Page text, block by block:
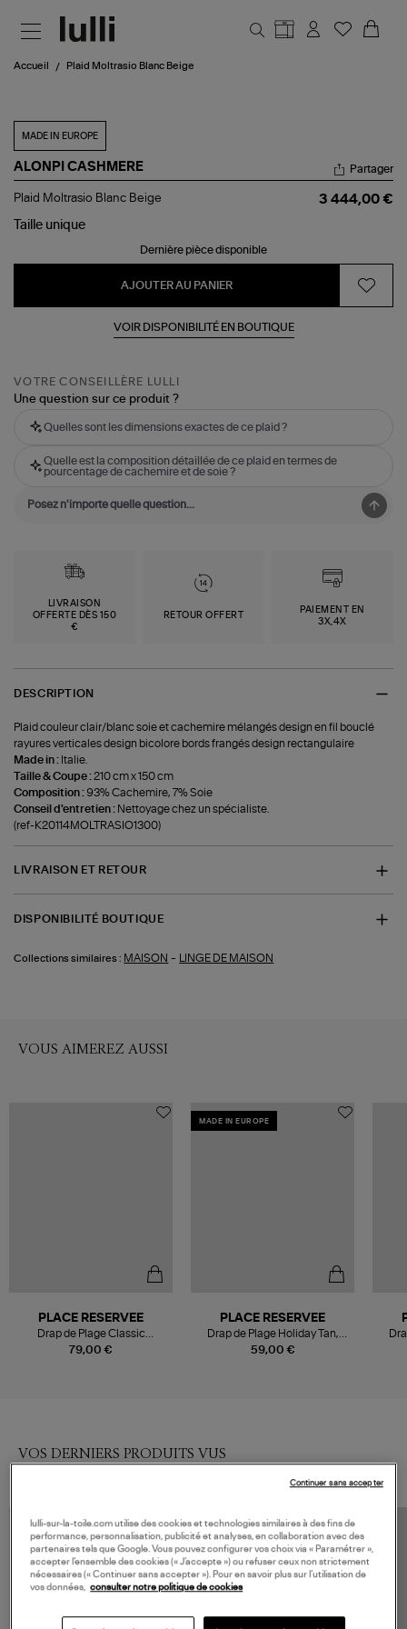
Accueil Plaid Moltrasio Blanc Beige
MADE IN EUROPE
ALONPI CASHMERE
Plaid
Blanc
Partager
Plaid Moltrasio Blanc Beige
3 444,00 €
Taille unique
Dernière pièce disponible
AJOUTER AU PANIER
VOIR DISPONIBILITÉ EN BOUTIQUE
VOTRE CONSEILLÈRE LULLI
Une question sur ce produit ?
Quelles sont les dimensions exactes de ce plaid ?
Quelle est la composition détaillée de ce plaid en termes de
pourcentage de cachemire et de soie ?
LIVRAISON
OFFERTE DÈS 150
€
RETOUR OFFERT
PAIEMENT EN
3X,4X
DESCRIPTION
Plaid couleur clair/blanc soie et cachemire mélangés design en fil bouclé
rayures verticales design bicolore bords frangés design rectangulaire
Made in : Italie.
Taille & Coupe :210 cm x 150 cm
Composition : 93% Cachemire, 7% Soie
Conseil d'entretien : Nettoyage chez un spécialiste.
(ref-K20114MOLTRASIO1300)
LIVRAISON ET RETOUR
DISPONIBILITÉ BOUTIQUE
Collections similaires : MAISON - LINGE DE MAISON
VOUS AIMEREZ AUSSI
79,00 €
PLACE RESERVEE
Drap de Plage Classic
Eucalyptus, 100x200 cm
MADE IN EUROPE
59,00 €
PLACE RESERVEE
Drap de Plage Holiday Tan,
100x165 cm
VOS DERNIERS PRODUITS VUS
lulli-sur-la-toile.com utilise des cookies et technologies similaires à des fins de
performance, personnalisation, publicité et analyses, en collaboration avec des
partenaires tels que Google. Vous pouvez configurer vos choix via « Paramétrer »,
accepter l’ensemble des cookies (« J’accepte ») ou refuser ceux non strictement
nécessaires (« Continuer sans accepter »). Pour en savoir plus sur l’utilisation de
vos données, consulter notre politique de cookies
Continuer sans accepter